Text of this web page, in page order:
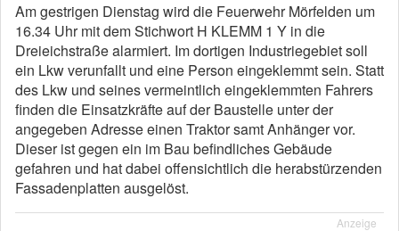
Am gestrigen Dienstag wird die Feuerwehr Mörfelden um
16.34 Uhr mit dem Stichwort H KLEMM 1 Y in die
Dreieichstraße alarmiert. Im dortigen Industriegebiet soll
ein Lkw verunfallt und eine Person eingeklemmt sein. Statt
des Lkw und seines vermeintlich eingeklemmten Fahrers
finden die Einsatzkräfte auf der Baustelle unter der
angegeben Adresse einen Traktor samt Anhänger vor.
Dieser ist gegen ein im Bau befindliches Gebäude
gefahren und hat dabei offensichtlich die herabstürzenden
Fassadenplatten ausgelöst.
Anzeige